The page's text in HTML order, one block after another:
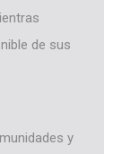
de sus
y